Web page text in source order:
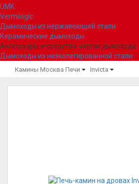
UMK
Vermilogic
Дымоходы из нержавеющей стали
Керамические дымоходы
Аксессуары и средства чистки дымохода
Дымоходы из низколегированной стали
Камины Москва Печи Invicta